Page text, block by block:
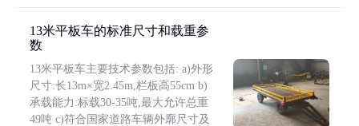
13米平板车的标准尺寸和载重参
数
13米平板车主要技术参数包括: a)外形
尺寸:长13m×宽2.45m,栏板高55cm b)
承载能力:标载30-35吨,最大允许总重
49吨 c)符合国家道路车辆外廓尺寸及